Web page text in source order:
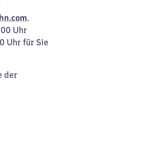
.
Uhr
Uhr für Sie
der